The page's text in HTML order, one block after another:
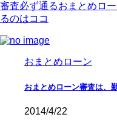
審査必ず通るおまとめロ
るのはココ
おまとめローン
おまとめローン審査は、
2014/4/22